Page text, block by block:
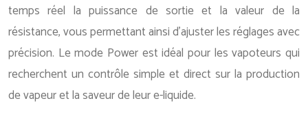
temps réel la puissance de sortie et la valeur de la
résistance, vous permettant ainsi d’ajuster les réglages avec
précision. Le mode Power est idéal pour les vapoteurs qui
recherchent un contrôle simple et direct sur la production
de vapeur et la saveur de leur e-liquide.